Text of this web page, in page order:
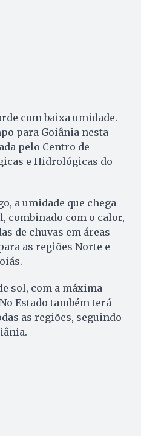
com baixa umidade.
para Goiânia nesta
pelo Centro de
e Hidrológicas do
a umidade que chega
combinado com o calor,
de chuvas em áreas
as regiões Norte e
sol, com a máxima
Estado também terá
as regiões, seguindo